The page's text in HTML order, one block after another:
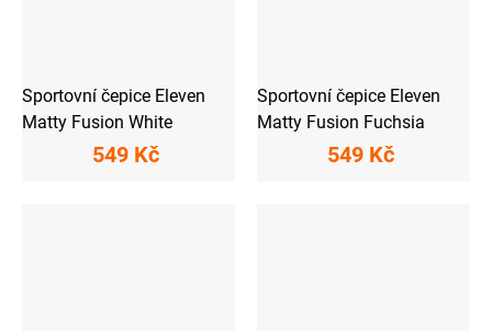
Sportovní čepice Eleven
Matty Fusion White
549 Kč
Sportovní čepice Eleven
Matty Fusion Fuchsia
549 Kč